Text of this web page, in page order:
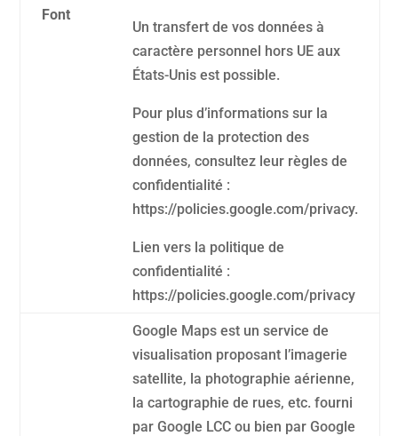
Font
Un transfert de vos données à
caractère personnel hors UE aux
États-Unis est possible.
Pour plus d’informations sur la
gestion de la protection des
données, consultez leur règles de
confidentialité :
https://policies.google.com/privacy.
Lien vers la politique de
confidentialité :
https://policies.google.com/privacy
Google Maps est un service de
visualisation proposant l’imagerie
satellite, la photographie aérienne,
la cartographie de rues, etc. fourni
par Google LCC ou bien par Google